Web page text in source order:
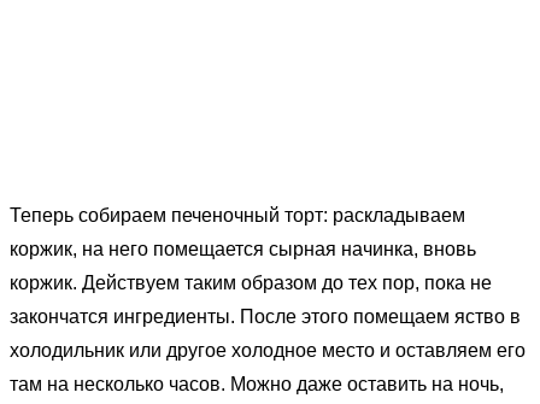
Теперь собираем печеночный торт: раскладываем
коржик, на него помещается сырная начинка, вновь
коржик. Действуем таким образом до тех пор, пока не
закончатся ингредиенты. После этого помещаем яство в
холодильник или другое холодное место и оставляем его
там на несколько часов. Можно даже оставить на ночь,